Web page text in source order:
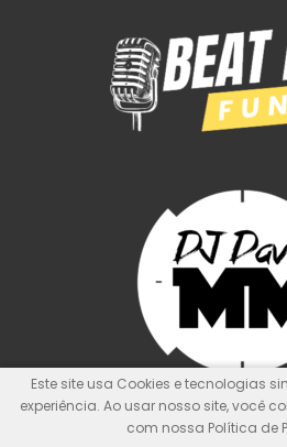
Este site usa Cookies e tecnologias
experiência. Ao usar nosso site, você
com nossa Política de